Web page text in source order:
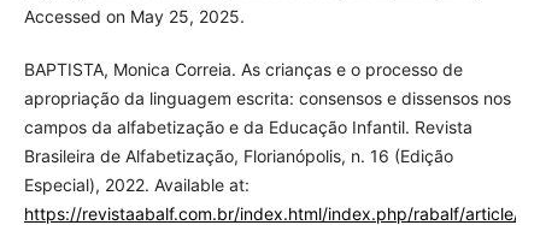
Accessed on May 25, 2025.
BAPTISTA, Monica Correia. As crianças e o processo de
apropriação da linguagem escrita: consensos e dissensos nos
campos da alfabetização e da Educação Infantil. Revista
Brasileira de Alfabetização, Florianópolis, n. 16 (Edição
Especial), 2022. Available at:
https://revistaabalf.com.br/index.html/index.php/rabalf/article/